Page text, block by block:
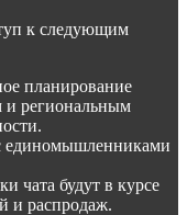
к следующим
планирование
и региональным
единомышленниками
чата будут в курсе
и распродаж.